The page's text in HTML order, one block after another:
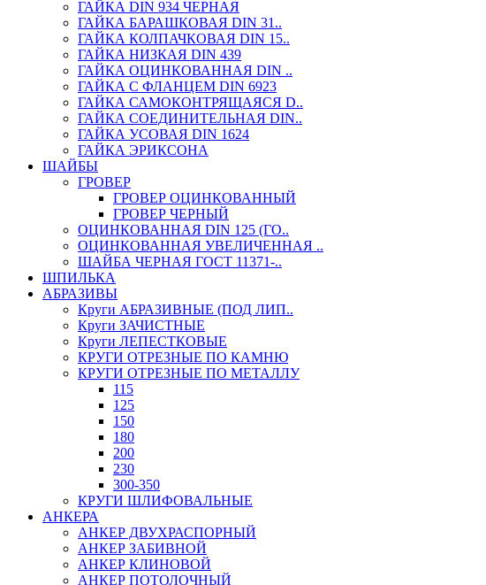
ГАЙКА DIN 934 ЧЕРНАЯ
ГАЙКА БАРАШКОВАЯ DIN 31..
ГАЙКА КОЛПАЧКОВАЯ DIN 15..
ГАЙКА НИЗКАЯ DIN 439
ГАЙКА ОЦИНКОВАННАЯ DIN ..
ГАЙКА С ФЛАНЦЕМ DIN 6923
ГАЙКА САМОКОНТРЯЩАЯСЯ D..
ГАЙКА СОЕДИНИТЕЛЬНАЯ DIN..
ГАЙКА УСОВАЯ DIN 1624
ГАЙКА ЭРИКСОНА
ШАЙБЫ
ГРОВЕР
ГРОВЕР ОЦИНКОВАННЫЙ
ГРОВЕР ЧЕРНЫЙ
ОЦИНКОВАННАЯ DIN 125 (ГО..
ОЦИНКОВАННАЯ УВЕЛИЧЕННАЯ ..
ШАЙБА ЧЕРНАЯ ГОСТ 11371-..
ШПИЛЬКА
АБРАЗИВЫ
Круги АБРАЗИВНЫЕ (ПОД ЛИП..
Круги ЗАЧИСТНЫЕ
Круги ЛЕПЕСТКОВЫЕ
КРУГИ ОТРЕЗНЫЕ ПО КАМНЮ
КРУГИ ОТРЕЗНЫЕ ПО МЕТАЛЛУ
115
125
150
180
200
230
300-350
КРУГИ ШЛИФОВАЛЬНЫЕ
АНКЕРА
АНКЕР ДВУХРАСПОРНЫЙ
АНКЕР ЗАБИВНОЙ
АНКЕР КЛИНОВОЙ
АНКЕР ПОТОЛОЧНЫЙ